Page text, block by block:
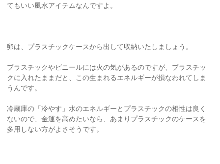
てもいい風水アイテムなんですよ。
卵は、プラスチックケースから出して収納いたしましょう。
プラスチックやビニールには火の気があるのですが、プラスチッ
クに入れたままだと、この生まれるエネルギーが損なわれてしま
うんです。
冷蔵庫の「冷やす」水のエネルギーとプラスチックの相性は良く
ないので、金運を高めたいなら、あまりプラスチックのケースを
多用しない方がよさそうです。